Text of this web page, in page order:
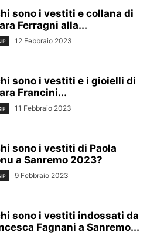
sono i vestiti e collana di
Ferragni alla...
12 Febbraio 2023
sono i vestiti e i gioielli di
Francini...
11 Febbraio 2023
sono i vestiti di Paola
a Sanremo 2023?
9 Febbraio 2023
sono i vestiti indossati da
Fagnani a Sanremo...